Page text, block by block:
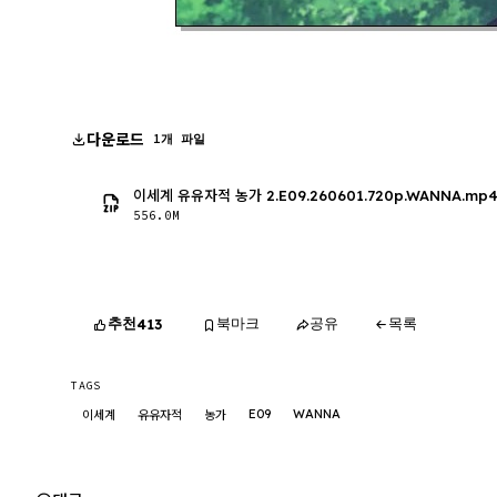
다운로드 1개 파일
이세계 유유자적 농가 2.E09.260601.720p.WANNA.mp4
556.0M
추천413 북마크 공유 목록
TAGS
이세계 유유자적 농가 E09 WANNA